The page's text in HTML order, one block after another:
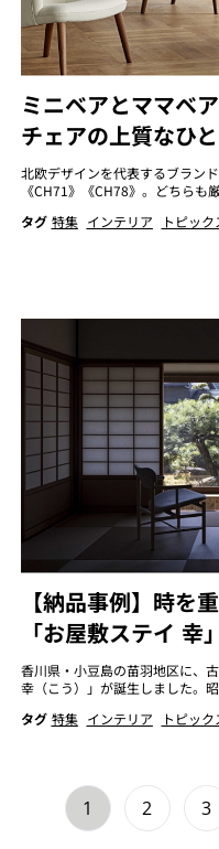
ミニベアとママベ
チェアの上質なひ
北欧デザインを代表するブラン
《CH71》《CH78》。どちらも
タグ 特集 インテリア
トピック
【納品事例】時を
「お屋敷ステイ 幸
香川県・小豆島の苗羽地区に、
幸（こう）」が誕生しました。
タグ 特集 インテリア
トピック
1 2 3